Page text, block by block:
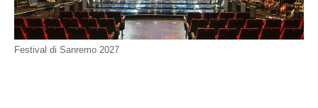
Festival di Sanremo 2027